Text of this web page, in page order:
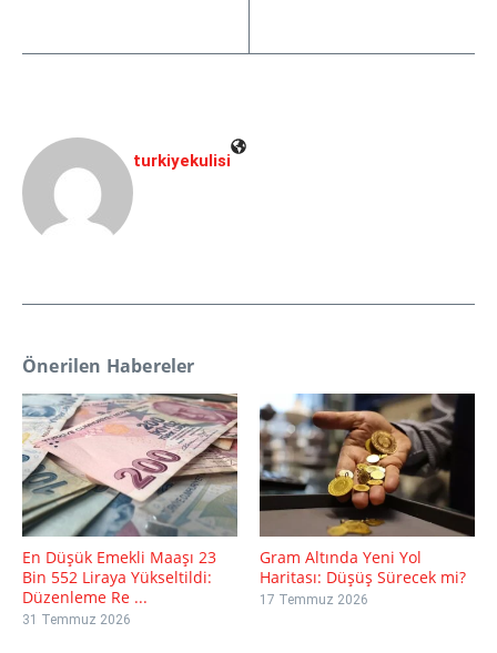
turkiyekulisi
Önerilen Habereler
En Düşük Emekli Maaşı 23
Bin 552 Liraya Yükseltildi:
Düzenleme Re ...
31 Temmuz 2026
Gram Altında Yeni Yol
Haritası: Düşüş Sürecek mi?
17 Temmuz 2026